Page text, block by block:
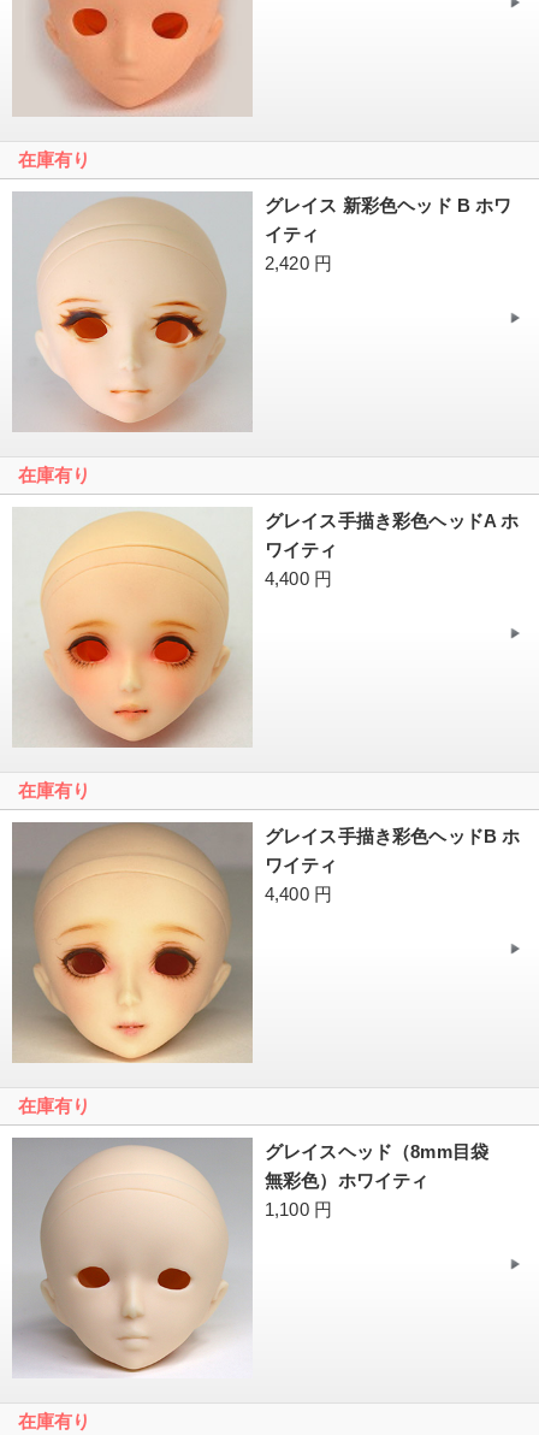
在庫有り
グレイス 新彩色ヘッド B ホワ
イティ
2,420 円
在庫有り
グレイス手描き彩色ヘッドA ホ
ワイティ
4,400 円
在庫有り
グレイス手描き彩色ヘッドB ホ
ワイティ
4,400 円
在庫有り
グレイスヘッド（8mm目袋
無彩色）ホワイティ
1,100 円
在庫有り